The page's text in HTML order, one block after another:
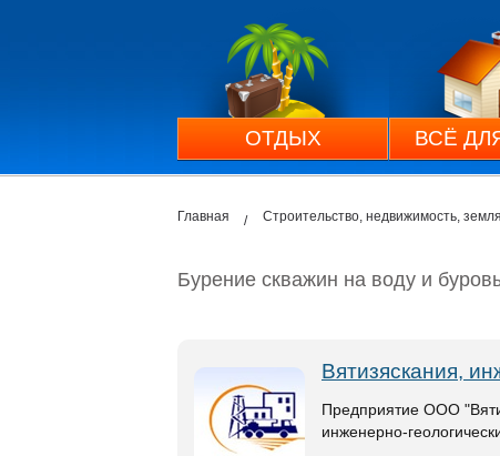
ОТДЫХ ВСЁ
Главная Строительство, недвижимость, земля
Бурение скважин на воду и
Вятизяскания,
Предприятие ООО
инженерно-